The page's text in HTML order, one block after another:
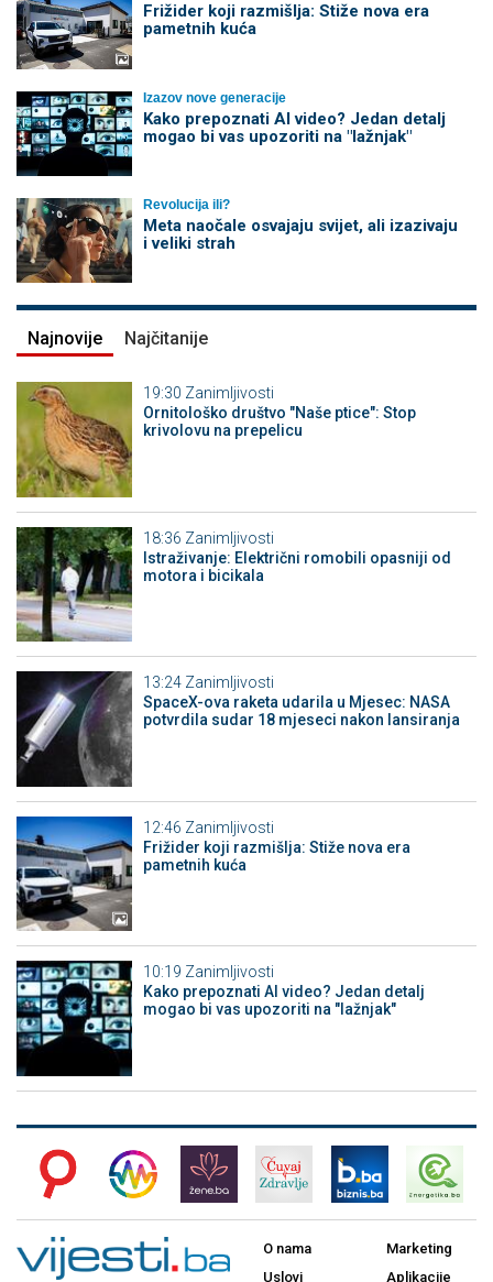
Frižider koji razmišlja: Stiže nova era
pametnih kuća
Izazov nove generacije
Kako prepoznati AI video? Jedan detalj
mogao bi vas upozoriti na "lažnjak"
Revolucija ili?
Meta naočale osvajaju svijet, ali izazivaju
i veliki strah
Najnovije Najčitanije
19:30 Zanimljivosti
Ornitološko društvo "Naše ptice": Stop
krivolovu na prepelicu
18:36 Zanimljivosti
Istraživanje: Električni romobili opasniji od
motora i bicikala
13:24 Zanimljivosti
SpaceX-ova raketa udarila u Mjesec: NASA
potvrdila sudar 18 mjeseci nakon lansiranja
12:46 Zanimljivosti
Frižider koji razmišlja: Stiže nova era
pametnih kuća
10:19 Zanimljivosti
Kako prepoznati AI video? Jedan detalj
mogao bi vas upozoriti na "lažnjak"
O nama
Uslovi
Marketing
Aplikacije